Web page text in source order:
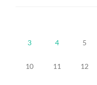
3 4 5
10 11 12